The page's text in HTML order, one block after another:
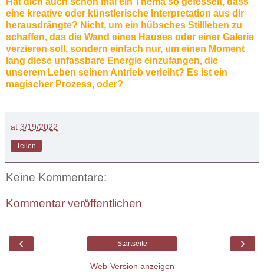
eine kreative oder künstlerische Interpretation aus dir
herausdrängte? Nicht, um ein hübsches Stillleben zu
schaffen, das die Wand eines Hauses oder einer Galerie
verzieren soll, sondern einfach nur, um einen Moment
lang diese unfassbare Energie einzufangen, die
unserem Leben seinen Antrieb verleiht? Es ist ein
magischer Prozess, oder?
at 3/19/2022
Teilen
Keine Kommentare:
Kommentar veröffentlichen
‹ ›
Startseite
Web-Version anzeigen